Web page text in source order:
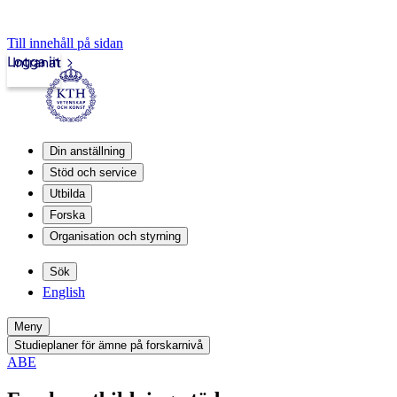
Till innehåll på sidan
Intranät
Logga in
Din anställning
Stöd och service
Utbilda
Forska
Organisation och styrning
Sök
English
Meny
Studieplaner för ämne på forskarnivå
ABE